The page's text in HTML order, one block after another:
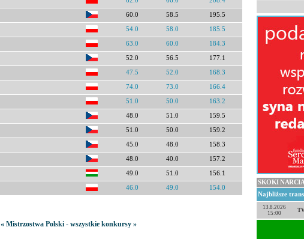
60.0 58.5 195.5
54.0 58.0 185.5
63.0 60.0 184.3
52.0 56.5 177.1
47.5 52.0 168.3
74.0 73.0 166.4
51.0 50.0 163.2
48.0 51.0 159.5
51.0 50.0 159.2
45.0 48.0 158.3
48.0 40.0 157.2
49.0 51.0 156.1
46.0 49.0 154.0
« Mistrzostwa Polski - wszystkie konkursy »
SKOKI
Najbliższe
13.8.2026
15:00